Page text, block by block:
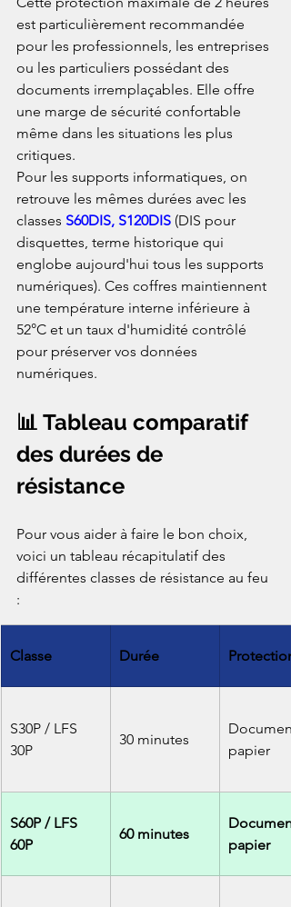
est particulièrement recommandée
pour les professionnels, les entreprises
ou les particuliers possédant des
documents irremplaçables. Elle offre
une marge de sécurité confortable
même dans les situations les plus
critiques.
Pour les supports informatiques, on
retrouve les mêmes durées avec les
classes S60DIS, S120DIS (DIS pour
disquettes, terme historique qui
englobe aujourd'hui tous les supports
numériques). Ces coffres maintiennent
une température interne inférieure à
52°C et un taux d'humidité contrôlé
pour préserver vos données
numériques.
📊 Tableau comparatif
des durées de
résistance
Pour vous aider à faire le bon choix,
voici un tableau récapitulatif des
différentes classes de résistance au feu
:
Classe Durée Protection
S30P / LFS
30P
30 minutes
papier
S60P / LFS
60P
60 minutes
papier